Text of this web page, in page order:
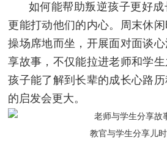
如何能帮助叛逆孩子更好
更能打动他们的内心。周末休
操场席地而坐，开展面对面谈
享故事，不仅能拉进老师和学
孩子能了解到长辈的成长心路
的启发会更大。
教官与学生分享儿